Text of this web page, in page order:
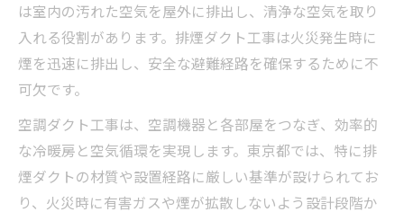
は室内の汚れた空気を屋外に排出し、清浄な空気を取り
入れる役割があります。排煙ダクト工事は火災発生時に
煙を迅速に排出し、安全な避難経路を確保するために不
可欠です。
空調ダクト工事は、空調機器と各部屋をつなぎ、効率的
な冷暖房と空気循環を実現します。東京都では、特に排
煙ダクトの材質や設置経路に厳しい基準が設けられてお
り、火災時に有害ガスや煙が拡散しないよう設計段階か